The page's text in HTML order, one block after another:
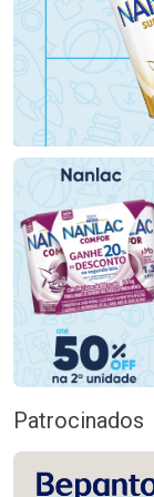
Patrocinados